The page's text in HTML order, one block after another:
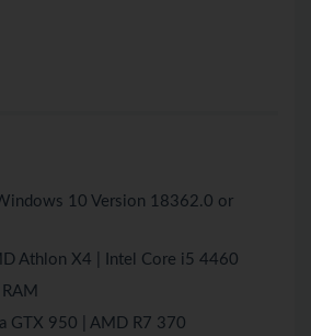
10 Version 18362.0 or
Athlon X4 | Intel Core i5 4460
GTX 950 | AMD R7 370